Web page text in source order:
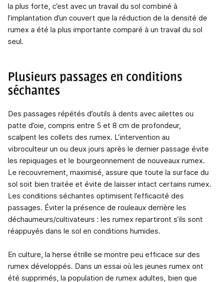
la plus forte, c’est avec un travail du sol combiné à
l’implantation d’un couvert que la réduction de la densité de
rumex a été la plus importante comparé à un travail du sol
seul.
Plusieurs passages en conditions
séchantes
Des passages répétés d’outils à dents avec ailettes ou
patte d’oie, compris entre 5 et 8 cm de profondeur,
scalpent les collets des rumex. L’intervention au
vibroculteur un ou deux jours après le dernier passage évite
les repiquages et le bourgeonnement de nouveaux rumex.
Le recouvrement, maximisé, assure que toute la surface du
sol soit bien traitée et évite de laisser intact certains rumex.
Les conditions séchantes optimisent l’efficacité des
passages. Éviter la présence de rouleaux derrière les
déchaumeurs/cultivateurs : les rumex repartiront s’ils sont
réappuyés dans le sol en conditions humides.
En culture, la herse étrille se montre peu efficace sur des
rumex développés. Dans un essai où les jeunes rumex ont
été supprimés, la population de rumex adultes, bien que